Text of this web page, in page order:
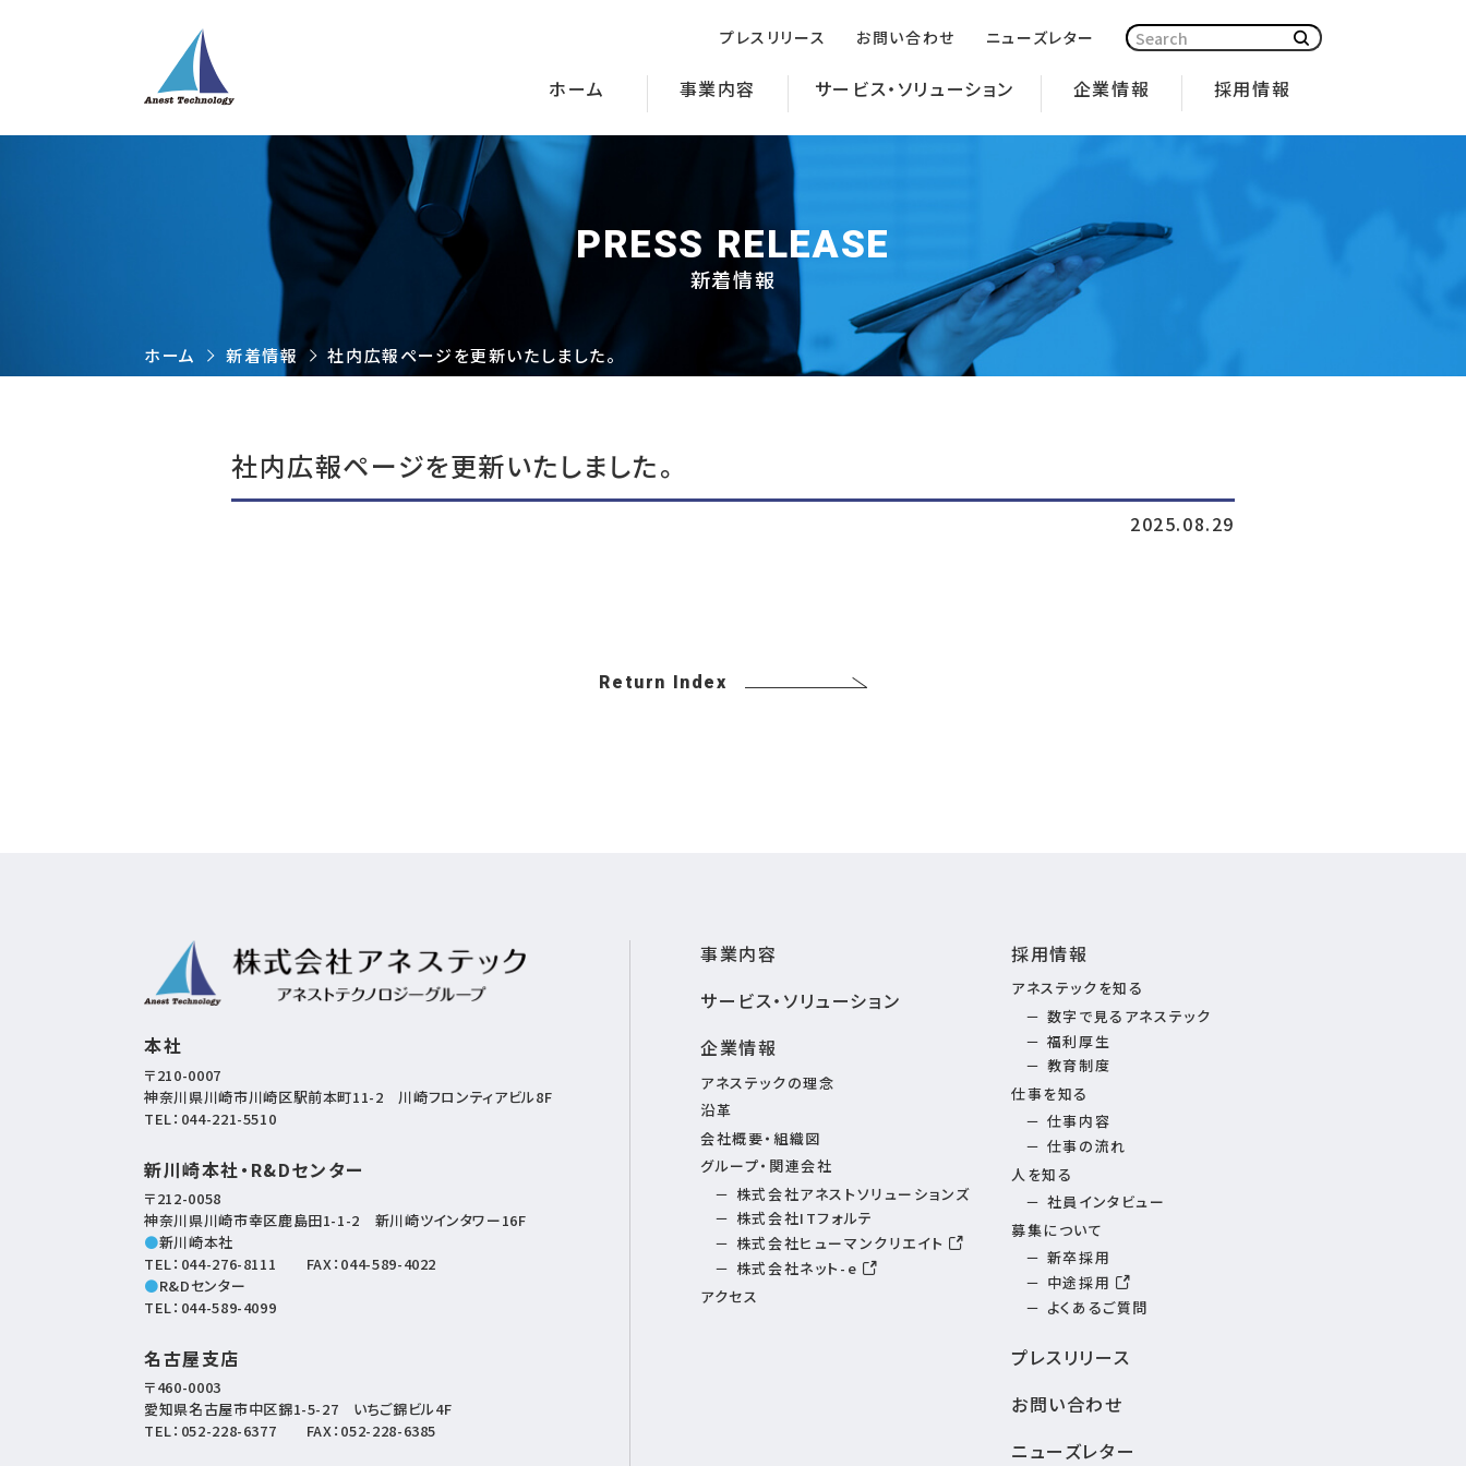
プレスリリース お問い合わせ ニューズレター
ホーム 事業内容 サービス・ソリューション 企業情報 採用情報
PRESS RELEASE
新着情報
ホーム 新着情報 社内広報ページを更新いたしました。
社内広報ページを更新いたしました。
2025.08.29
Return Index
事業内容
サービス・ソリューション
企業情報
アネステックの理念
沿革
会社概要・組織図
グループ・関連会社
株式会社アネストソリューションズ
株式会社ITフォルテ
株式会社ヒューマンクリエイト
株式会社ネット-e
アクセス
採用情報
アネステックを知る
数字で見るアネステック
福利厚生
教育制度
仕事を知る
仕事内容
仕事の流れ
人を知る
社員インタビュー
募集について
新卒採用
中途採用
よくあるご質問
プレスリリース
お問い合わせ
ニューズレター
本社
〒210-0007
神奈川県川崎市川崎区駅前本町11-2 川崎フロンティアビル8F
TEL： 044-221-5510
新川崎本社・R&Dセンター
〒212-0058
神奈川県川崎市幸区鹿島田1-1-2 新川崎ツインタワー16F
●新川崎本社
TEL： 044-276-8111 FAX：044-589-4022
●R&Dセンター
TEL： 044-589-4099
名古屋支店
〒460-0003
愛知県名古屋市中区錦1-5-27 いちご錦ビル4F
TEL： 052-228-6377 FAX：052-228-6385